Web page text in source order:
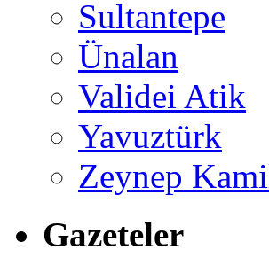
Sultantepe
Ünalan
Validei Atik
Yavuztürk
Zeynep
Gazeteler